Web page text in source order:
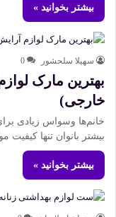
بیشتر بخوانید »
سهیلا سلحشور 0
بهترین مارک
خارجی)
خانم‌ها وسواس زیادی
بیشتر بانوان تنها کیفیت
بیشتر بخوانید »